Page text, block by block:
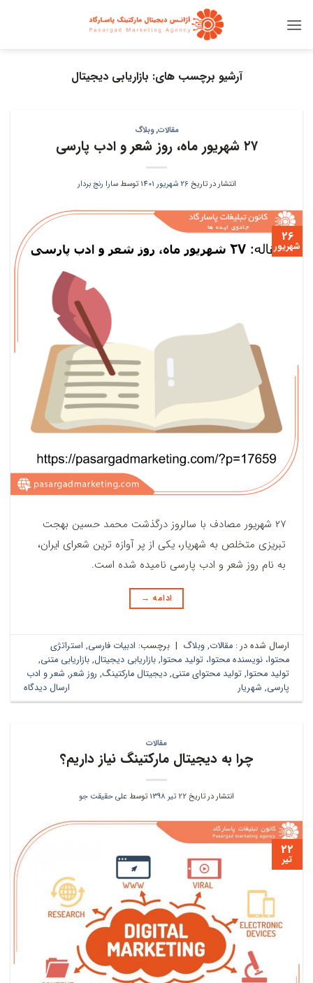
آرشیو برچسب های: بازاریابی دیجیتال
مقالات,وبلاگ
۲۷ شهریور ماه، روز شعر و ادب پارسی
انتشار در تاریخ 26 شهریور 1401 توسطسارا رنج بردار
26
شهریور
۲۷ شهریور مصادف با سالروز درگذشت محمد حسین بهجت
تبریزی متخلص به شهریار، یکی از پر آوازه‌ ترین شعرای ایران،
به نام روز شعر و ادب پارسی نامیده شده است.
ادامه →
ارسال شده در :مقالات,وبلاگ | برچسب: ادبیات فارسی, استراتژی
محتوا، نویسنده محتوا، تولید محتوا,بازاریابی دیجیتال,بازاریابی متنی,
تولید محتوا,تولید محتوای متنی,دیجیتال مارکتینگ, روز شعر, شعر و ادب
پارسی, شهریار ارسال دیدگاه
مقالات
چرا به دیجیتال مارکتینگ نیاز داریم؟
انتشار در تاریخ22 تیر 1398 توسط علی حقیقت جو
22
تیر